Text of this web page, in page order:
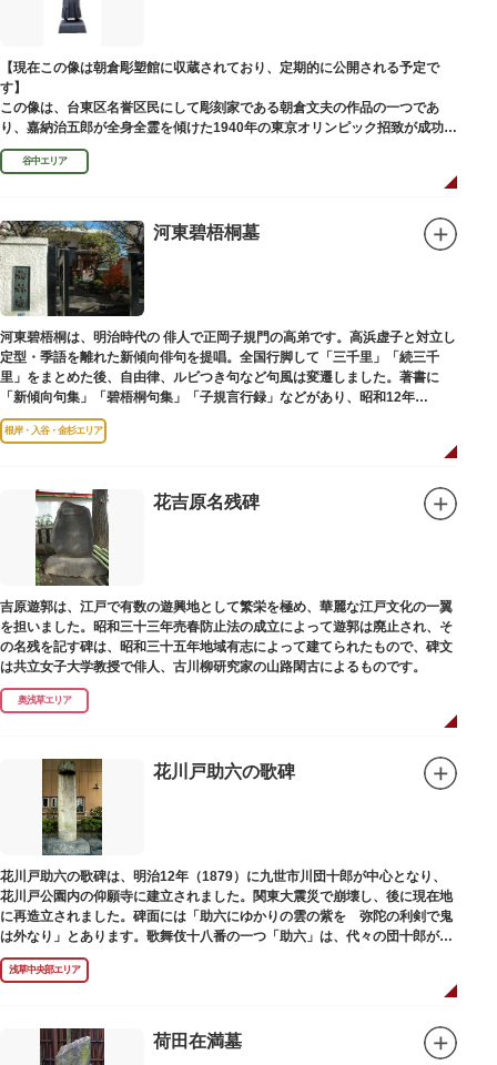
【現在この像は朝倉彫塑館に収蔵されており、定期的に公開される予定で
す】
この像は、台東区名誉区民にして彫刻家である朝倉文夫の作品の一つであ
り、嘉納治五郎が全身全霊を傾けた1940年の東京オリンピック招致が成功
（のちに返上）した、1936年に制作されました。
朝倉文夫は、1907～1910年ころに嘉納と知り合ったと推察されます。その
後も縁があり、嘉納の人柄や骨格などを熟知していた朝倉は、嘉納の海外出
ポーズは、嘉納の柔道家としての「不動の姿勢」を意識したと思われます。
谷中エリア
河東碧梧桐墓
河東碧梧桐は、明治時代の 俳人で正岡子規門の高弟です。高浜虚子と対立し
定型・季語を離れた新傾向俳句を提唱。全国行脚して「三千里」「続三千
里」をまとめた後、自由律、ルビつき句など句風は変遷しました。著書に
「新傾向句集」「碧梧桐句集」「子規言行録」などがあり、昭和12年
（1937）に没し、お墓は梅林寺（ばいりんじ）にあります。
根岸・入谷・金杉エリア
花吉原名残碑
吉原遊郭は、江戸で有数の遊興地として繁栄を極め、華麗な江戸文化の一翼
を担いました。昭和三十三年売春防止法の成立によって遊郭は廃止され、そ
の名残を記す碑は、昭和三十五年地域有志によって建てられたもので、碑文
は共立女子大学教授で俳人、古川柳研究家の山路閑古によるものです。
奥浅草エリア
花川戸助六の歌碑
花川戸助六の歌碑は、明治12年（1879）に九世市川団十郎が中心となり、
花川戸公園内の仰願寺に建立されました。関東大震災で崩壊し、後に現在地
に再造立されました。碑面には「助六にゆかりの雲の紫を 弥陀の利剣で鬼
は外なり」とあります。歌舞伎十八番の一つ「助六」は、代々の団十郎が伝
えていますが、助六の実像は不明です。
浅草中央部エリア
荷田在満墓